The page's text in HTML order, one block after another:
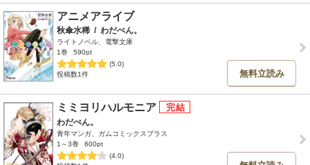
アニメアライブ
秋傘水稀 / わだぺん。
ライトノベル、電撃文庫
1巻
590pt
(5.0)
投稿数1件
無料立読み
ミミヨリハルモニア
わだぺん。
青年マンガ、ガムコミックスプラス
1～3巻
600pt
(4.0)